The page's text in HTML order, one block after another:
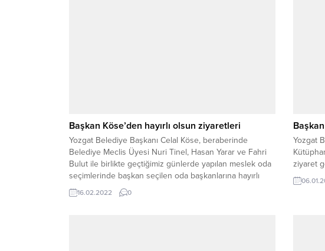
Başkan Köse’den hayırlı olsun ziyaretleri
Yozgat Belediye Başkanı Celal Köse, beraberinde
Belediye Meclis Üyesi Nuri Tinel, Hasan Yarar ve Fahri
Bulut ile birlikte geçtiğimiz günlerde yapılan meslek oda
seçimlerinde başkan seçilen oda başkanlarına hayırlı
olsun ziyaretinde bulundu.
16.02.2022 0
Yozgat
ziyaret